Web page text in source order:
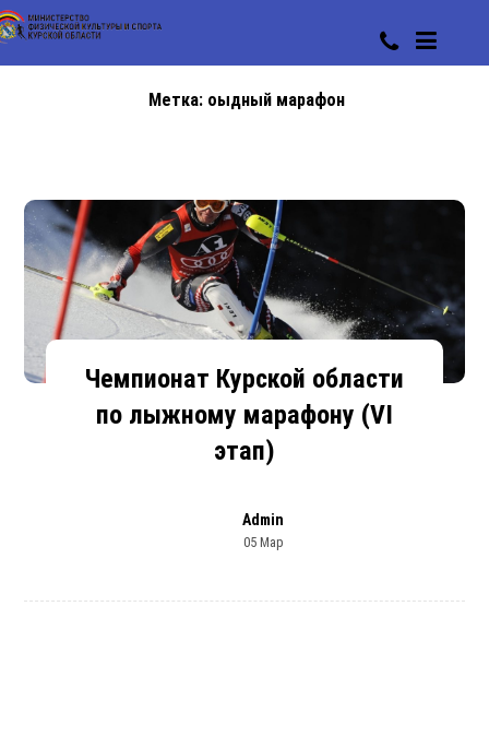
Метка: оыдный марафон
Чемпионат Курской области
по лыжному марафону (VI
этап)
Admin
05 Мар